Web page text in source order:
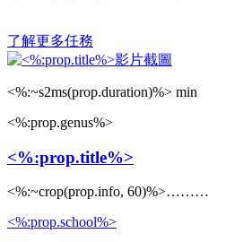
了解更多任務
<%:~s2ms(prop.duration)%> min
<%:prop.genus%>
<%:prop.title%>
<%:~crop(prop.info, 60)%>………
<%:prop.school%>